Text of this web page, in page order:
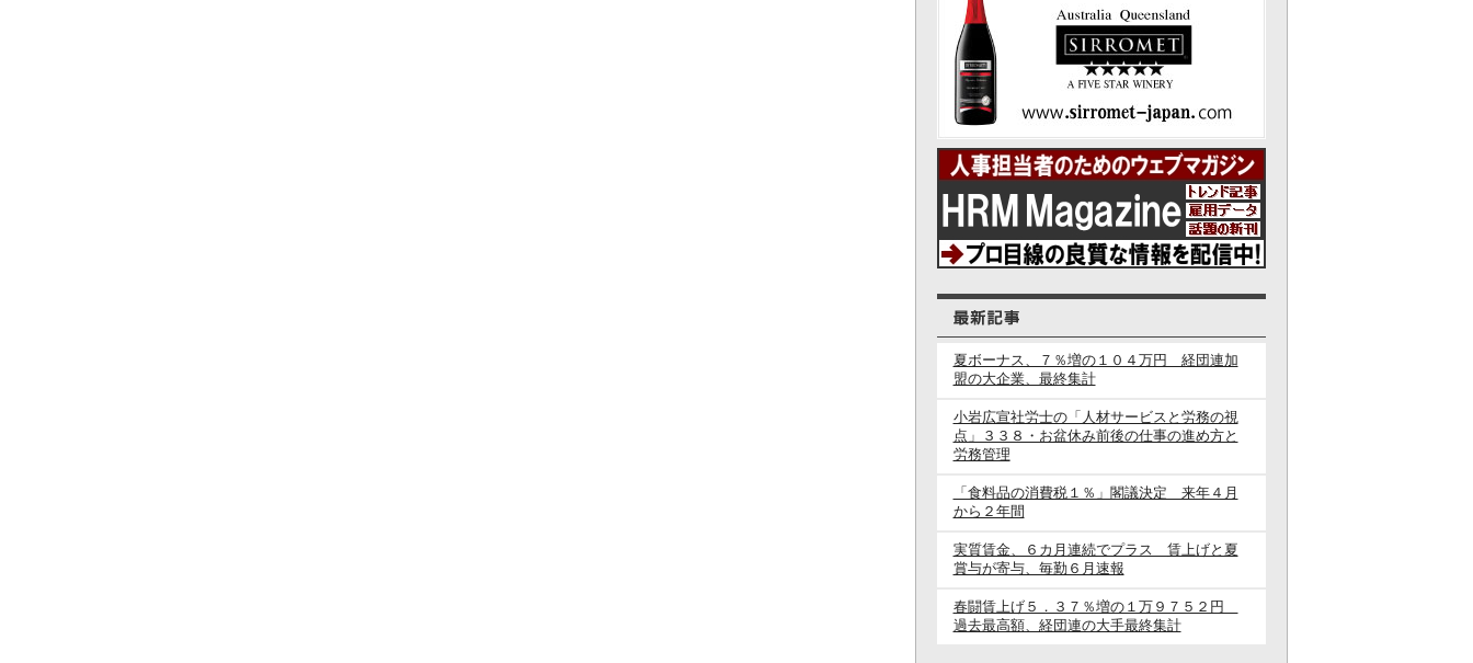
夏ボーナス、７％増の１０４万円 経団連加
盟の大企業、最終集計
小岩広宣社労士の「人材サービスと労務の視
点」３３８・お盆休み前後の仕事の進め方と
労務管理
「食料品の消費税１％」閣議決定 来年４月
から２年間
実質賃金、６カ月連続でプラス 賃上げと夏
賞与が寄与、毎勤６月速報
春闘賃上げ５．３７％増の１万９７５２円
過去最高額、経団連の大手最終集計